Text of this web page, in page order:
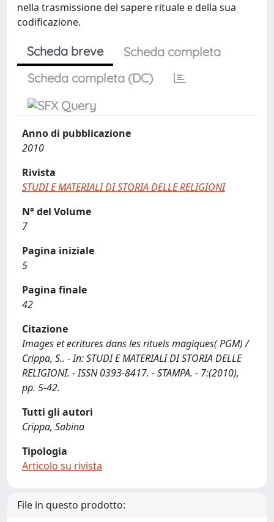
nella trasmissione del sapere rituale e della sua
codificazione.
Scheda breve
Scheda completa
Scheda completa (DC)
Anno di pubblicazione
2010
Rivista
STUDI E MATERIALI DI STORIA DELLE RELIGIONI
N° del Volume
7
Pagina iniziale
5
Pagina finale
42
Citazione
Images et ecritures dans les rituels magiques( PGM) /
Crippa, S.. - In: STUDI E MATERIALI DI STORIA DELLE
RELIGIONI. - ISSN 0393-8417. - STAMPA. - 7:(2010),
pp. 5-42.
Tutti gli autori
Crippa, Sabina
Tipologia
Articolo su rivista
File in questo prodotto: